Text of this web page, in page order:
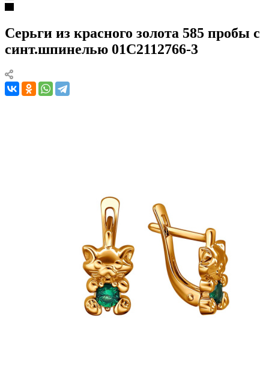
Серьги из красного золота 585 пробы с
синт.шпинелью 01С2112766-3